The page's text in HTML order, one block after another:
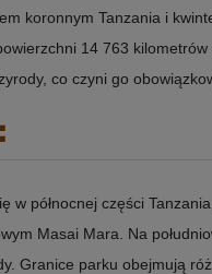
koronnym Tanzania i
14 763
co czyni go
w północnej części
Masai Mara. Na
Granice parku obejmują